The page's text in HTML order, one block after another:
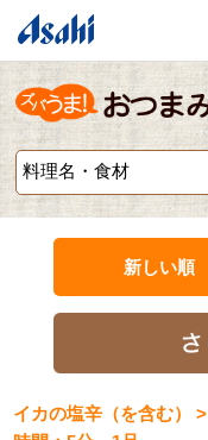
新しい順
イカの塩辛（を含む）